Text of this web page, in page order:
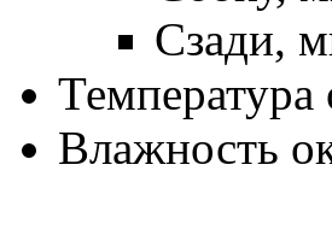
Сзади,
Влажность